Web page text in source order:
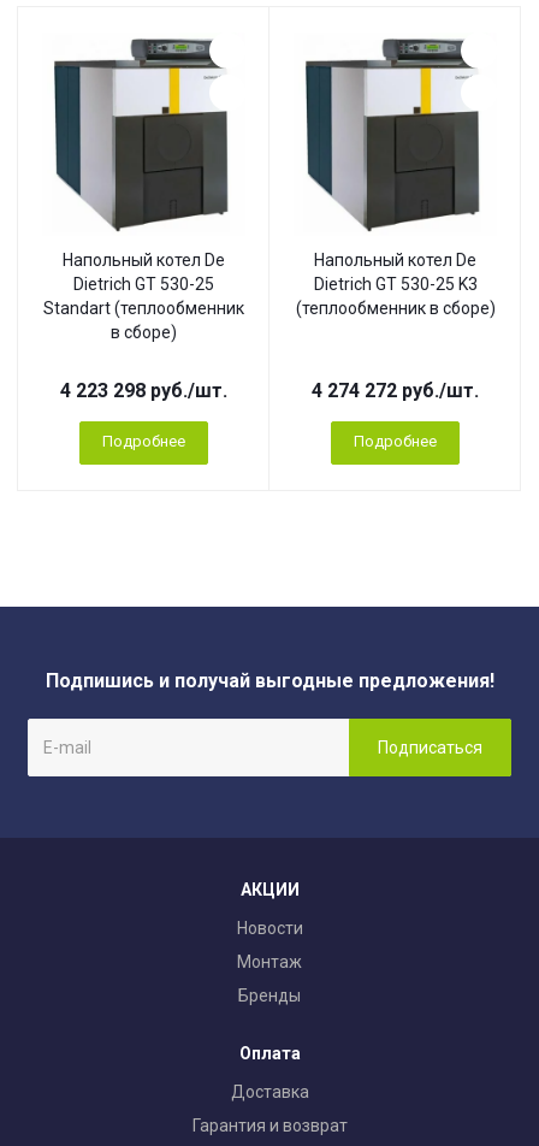
Напольный котел De
Dietrich GT 530-25
Standart (теплообменник
в сборе)
4 223 298 руб./шт.
Подробнее
Напольный котел De
Dietrich GT 530-25 K3
(теплообменник в сборе)
4 274 272 руб./шт.
Подробнее
Подпишись и получай выгодные предложения!
АКЦИИ
Новости
Монтаж
Бренды
Оплата
Доставка
Гарантия и возврат